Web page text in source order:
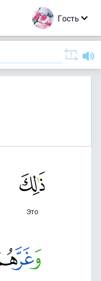
Гость
Это